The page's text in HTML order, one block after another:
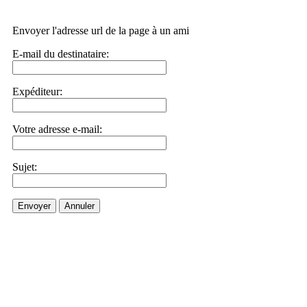
Envoyer l'adresse url de la page à un ami
E-mail du destinataire:
Expéditeur:
Votre adresse e-mail:
Sujet:
Envoyer Annuler